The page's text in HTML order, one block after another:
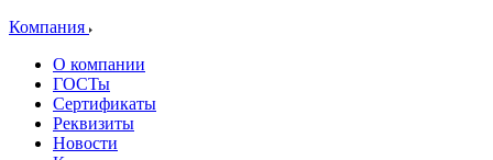
Компания
О компании
ГОСТы
Сертификаты
Реквизиты
Новости